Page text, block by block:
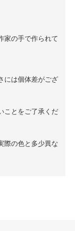
家の手で作られて
には個体差がござ
ことをご了承くだ
際の色と多少異な